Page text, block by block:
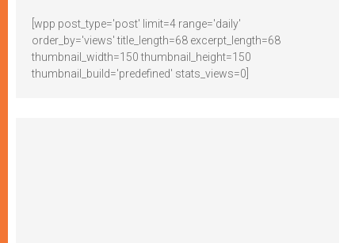
[wpp post_type='post' limit=4 range='daily'
order_by='views' title_length=68 excerpt_length=68
thumbnail_width=150 thumbnail_height=150
thumbnail_build='predefined' stats_views=0]